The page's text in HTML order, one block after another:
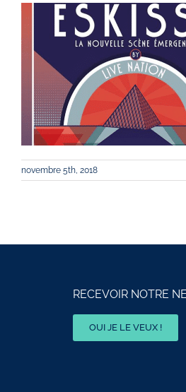
novembre 5th, 2018
RECEVOIR NOTRE
OUI JE LE VEUX !